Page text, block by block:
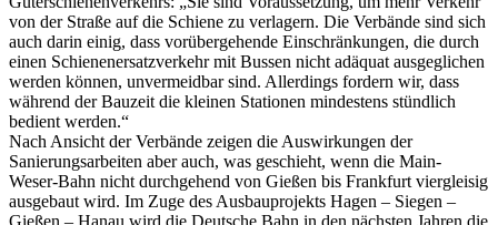
von der Straße auf die Schiene zu verlagern. Die Verbände sind sich
auch darin einig, dass vorübergehende Einschränkungen, die durch
einen Schienenersatzverkehr mit Bussen nicht adäquat ausgeglichen
werden können, unvermeidbar sind. Allerdings fordern wir, dass
während der Bauzeit die kleinen Stationen mindestens stündlich
bedient werden.“
Nach Ansicht der Verbände zeigen die Auswirkungen der
Sanierungsarbeiten aber auch, was geschieht, wenn die Main-
Weser-Bahn nicht durchgehend von Gießen bis Frankfurt viergleisig
ausgebaut wird. Im Zuge des Ausbauprojekts Hagen – Siegen –
Gießen – Hanau wird die Deutsche Bahn in den nächsten Jahren die